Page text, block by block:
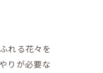
れる花々を
りが必要な